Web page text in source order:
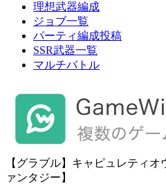
理想武器編成
ジョブ一覧
パーティ編成投稿
SSR武器一覧
マルチバトル
【グラブル】キャピュレティ
ァンタジー】